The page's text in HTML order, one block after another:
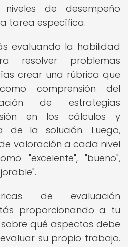
de desempeño
tarea específica.
evaluando la habilidad
problemas
crear una rúbrica que
comprensión del
de estrategias
en los cálculos y
de la solución. Luego,
valoración a cada nivel
"excelente", "bueno",
de evaluación
proporcionando a tu
qué aspectos debe
su propio trabajo.